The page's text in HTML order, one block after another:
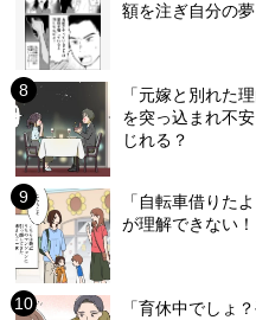
額を注ぎ自分の
「元嫁と別れた
を突っ込まれ不
じれる？
「自転車借りた
が理解できない
「育休中でしょ